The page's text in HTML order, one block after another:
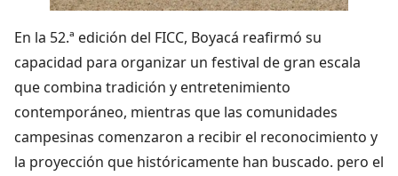
En la 52.ª edición del FICC, Boyacá reafirmó su
capacidad para organizar un festival de gran escala
que combina tradición y entretenimiento
contemporáneo, mientras que las comunidades
campesinas comenzaron a recibir el reconocimiento y
la proyección que históricamente han buscado. pero el